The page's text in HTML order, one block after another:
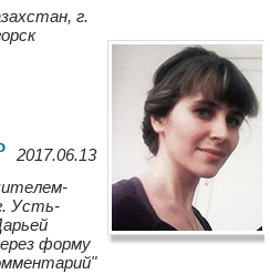
г.
2017.06.13
Усть-
форму